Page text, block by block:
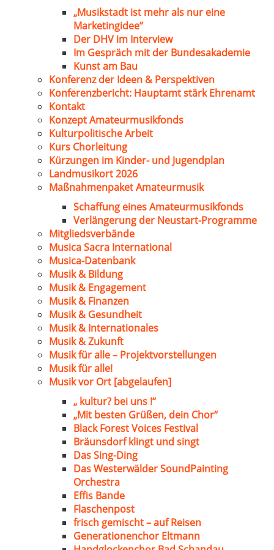
„Musikstadt ist mehr als nur eine
Marketingidee“
Der DHV im Interview
Im Gespräch mit der Bundesakademie
Kunst am Bau
Konferenz der Ideen & Perspektiven
Konferenzbericht: Hauptamt stärk Ehrenamt
Kontakt
Konzept Amateurmusikfonds
Kulturpolitische Arbeit
Kurs Chorleitung
Kürzungen im Kinder- und Jugendplan
Landmusikort 2026
Maßnahmenpaket Amateurmusik
Schaffung eines Amateurmusikfonds
Verlängerung der Neustart-Programme
Mitgliedsverbände
Musica Sacra International
Musica-Datenbank
Musik & Bildung
Musik & Engagement
Musik & Finanzen
Musik & Gesundheit
Musik & Internationales
Musik & Zukunft
Musik für alle – Projektvorstellungen
Musik für alle!
Musik vor Ort [abgelaufen]
„ kultur? bei uns !“
„Mit besten Grüßen, dein Chor“
Black Forest Voices Festival
Bräunsdorf klingt und singt
Das Sing-Ding
Das Westerwälder SoundPainting
Orchestra
Effis Bande
Flaschenpost
frisch gemischt – auf Reisen
Generationenchor Eltmann